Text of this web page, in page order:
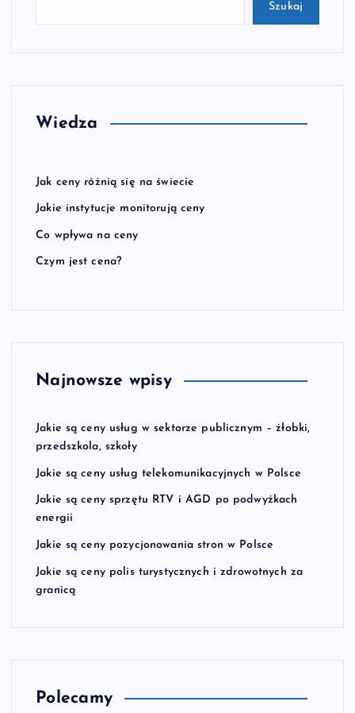
Szukaj
Wiedza
Jak ceny różnią się na świecie
Jakie instytucje monitorują ceny
Co wpływa na ceny
Czym jest cena?
Najnowsze wpisy
Jakie są ceny usług w sektorze publicznym – żłobki,
przedszkola, szkoły
Jakie są ceny usług telekomunikacyjnych w Polsce
Jakie są ceny sprzętu RTV i AGD po podwyżkach
energii
Jakie są ceny pozycjonowania stron w Polsce
Jakie są ceny polis turystycznych i zdrowotnych za
granicą
Polecamy